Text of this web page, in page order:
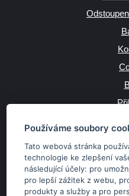
Používáme soubory
Tato webová stránka
technologie ke zlepšení
následující účely: pro
pro lepší zážitek z webu,
produkty a služby a pro